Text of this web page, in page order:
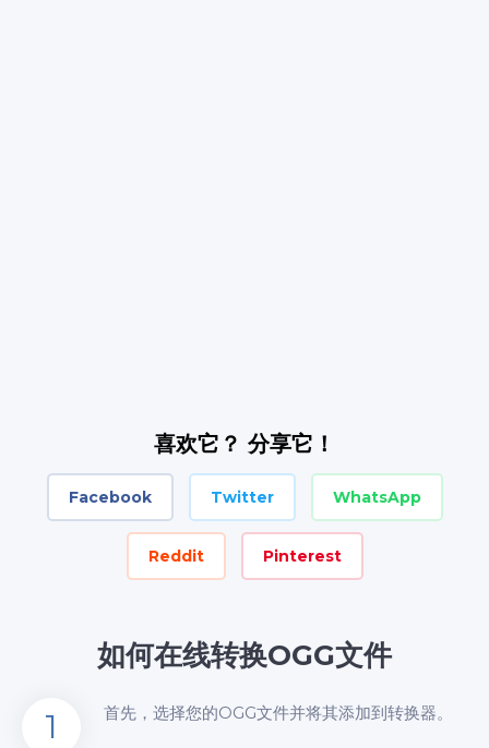
喜欢它？ 分享它！
Facebook Twitter WhatsApp
Reddit Pinterest
如何在线转换OGG文件
1 首先，选择您的OGG文件并将其添加到转换器。